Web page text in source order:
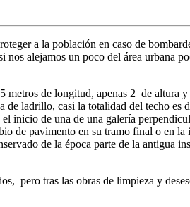
a la población en caso de
alejamos un poco del área urbana
metros de longitud, apenas 2 de
ladrillo, casi la totalidad del techo
inicio de una de una galería
de pavimento en su tramo final o en
de la época parte de la antigua
pero tras las obras de limpieza y